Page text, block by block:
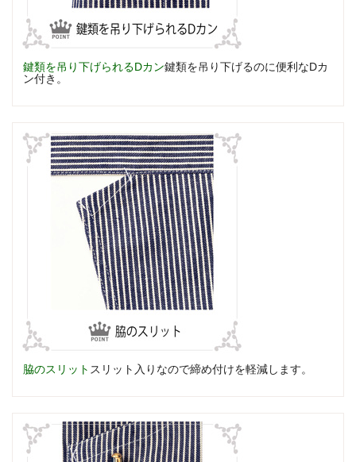
鍵類を吊り下げられるDカン鍵類を吊り下げるのに便利なDカ
ン付き。
脇のスリット スリット入りなので締め付けを軽減します。